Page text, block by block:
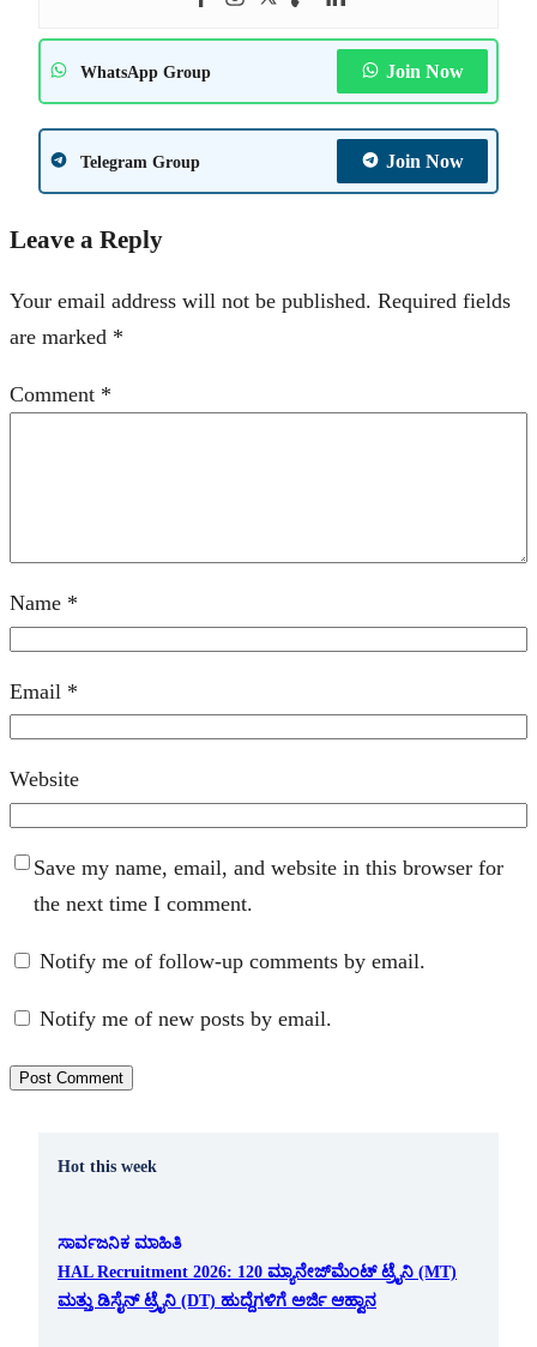
WhatsApp Group Join Now
Telegram Group Join Now
Leave a Reply
Your email address will not be published. Required fields
are marked *
Comment *
Name *
Email *
Website
Save my name, email, and website in this browser for
the next time I comment.
Notify me of follow-up comments by email.
Notify me of new posts by email.
Hot this week
ಸಾರ್ವಜನಿಕ ಮಾಹಿತಿ
HAL Recruitment 2026: 120 ಮ್ಯಾನೇಜ್‌ಮೆಂಟ್ ಟ್ರೈನಿ (MT)
ಮತ್ತು ಡಿಸೈನ್ ಟ್ರೈನಿ (DT) ಹುದ್ದೆಗಳಿಗೆ ಅರ್ಜಿ ಆಹ್ವಾನ